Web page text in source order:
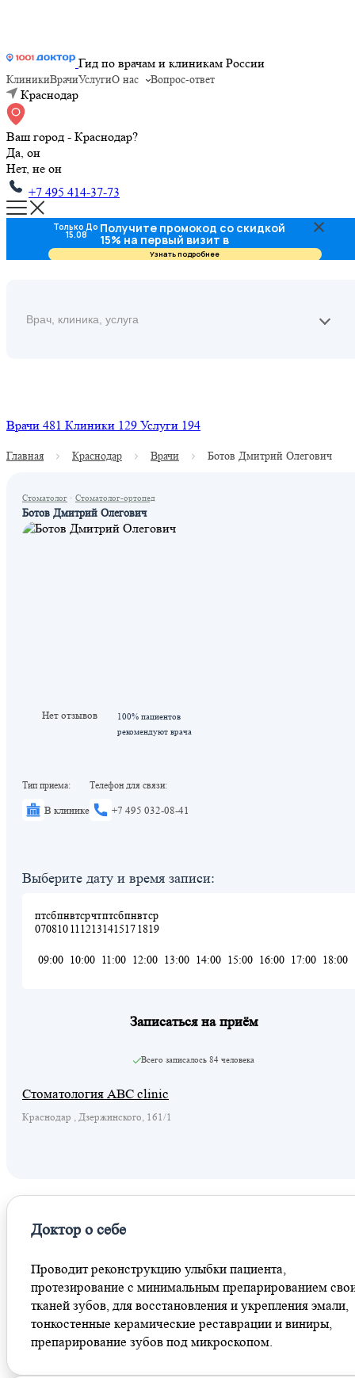
Гид по врачам и клиникам России
КлиникиВрачиУслугиО нас Вопрос-ответ
Краснодар
Ваш город - Краснодар?
Да, он
Нет, не он
+7 495 414-37-73
Врачи 481 Клиники 129 Услуги 194
Главная Краснодар Врачи Ботов Дмитрий Олегович
Стоматолог · Стоматолог-ортопед
Ботов Дмитрий Олегович
Нет отзывов
100% пациентов
рекомендуют врача
Тип приема:
В клинике
Телефон для связи:
+7 495 032-08-41
Выберите дату и время записи:
пт
07
сб
08
пн
10
вт
11
ср
12
чт
13
пт
14
сб
15
пн
17
вт
18
ср
19
09:00 10:00 11:00 12:00 13:00 14:00 15:00 16:00 17:00 18:00
Записаться на приём
Всего записалось 84 человека
Стоматология ABC clinic
Краснодар , Дзержинского, 161/1
Доктор о себе
Проводит реконструкцию улыбки пациента,
протезирование с минимальным препарированием
тканей зубов, для восстановления и укрепления эмали,
тонкостенные керамические реставрации и виниры,
препарирование зубов под микроскопом.
Только До
15.08 Получите промокод со скидкой
15% на первый визит в
стоматологию
Узнать подробнее